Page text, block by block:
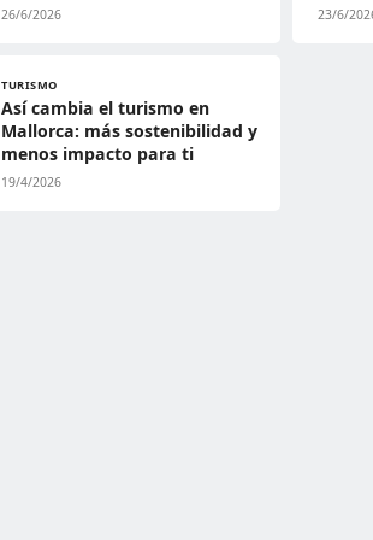
26/6/2026 23/6/
TURISMO
Así cambia el turismo en
Mallorca: más sostenibilidad y
menos impacto para ti
19/4/2026